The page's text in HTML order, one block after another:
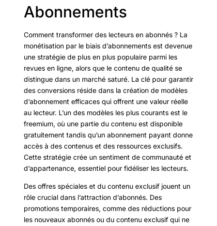
Abonnements
Comment transformer des lecteurs en abonnés ? La
monétisation par le biais d’abonnements est devenue
une stratégie de plus en plus populaire parmi les
revues en ligne, alors que le contenu de qualité se
distingue dans un marché saturé. La clé pour garantir
des conversions réside dans la création de modèles
d’abonnement efficaces qui offrent une valeur réelle
au lecteur. L’un des modèles les plus courants est le
freemium, où une partie du contenu est disponible
gratuitement tandis qu’un abonnement payant donne
accès à des contenus et des ressources exclusifs.
Cette stratégie crée un sentiment de communauté et
d’appartenance, essentiel pour fidéliser les lecteurs.
Des offres spéciales et du contenu exclusif jouent un
rôle crucial dans l’attraction d’abonnés. Des
promotions temporaires, comme des réductions pour
les nouveaux abonnés ou du contenu exclusif qui ne